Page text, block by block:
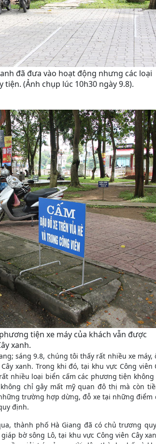
đã đưa vào hoạt động nhưng các loại
(Ảnh chụp lúc 10h30 ngày 9.8).
tiện xe máy của khách vẫn được
xanh.
sáng 9.8, chúng tôi thấy rất nhiều xe máy,
xanh. Trong khi đó, tại khu vực Công viên
nhiều loại biển cấm các phương tiện
chỉ gây mất mỹ quan đô thị mà còn
trường hợp dừng, đỗ xe tại những điểm
định.
thành phố Hà Giang đã có chủ trương
bờ sông Lô, tại khu vực Công viên Cây